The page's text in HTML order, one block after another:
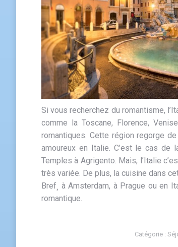
Si vous recherchez du romantisme,
comme la Toscane, Florence,
romantiques. Cette région regorge
amoureux en Italie. C’est le cas
Temples à Agrigento. Mais, l’Italie
très variée. De plus, la cuisine dans
Bref¸ à Amsterdam, à Prague ou en
romantique.
Catégorie :